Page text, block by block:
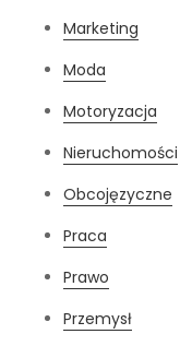
Marketing
Moda
Motoryzacja
Nieruchomości
Obcojęzyczne
Praca
Prawo
Przemysł